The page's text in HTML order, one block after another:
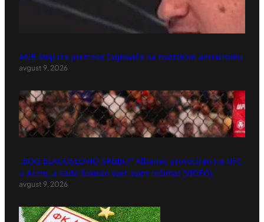
ANB stoji iza pretresa Dajkovića na tivatskom aerodromu
avgust 9, 2026
„BOG BLAGOSLOVIO SRBIJU!“ Albanac provocirao na UFC
u Areni, a sada šokirao svet ovim rečima! (VIDEO)
avgust 9, 2026